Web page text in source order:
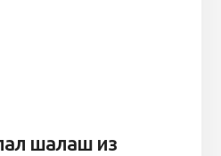
шалаш из